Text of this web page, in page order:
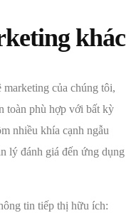
khác
của chúng tôi,
toàn phù hợp với bất kỳ
nhiều khía cạnh ngẫu
lý đánh giá đến ứng dụng
tin tiếp thị hữu ích: